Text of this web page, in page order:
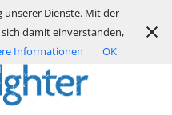
unserer Dienste. Mit der
damit einverstanden,
Informationen OK